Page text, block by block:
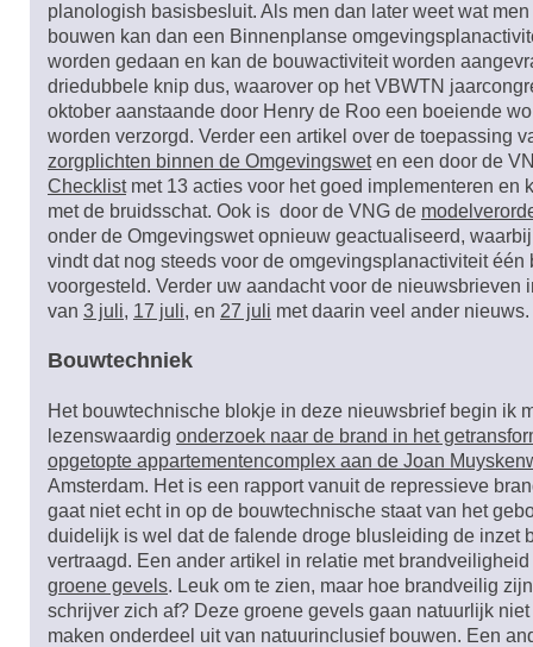
planologish basisbesluit. Als men dan later weet wat
bouwen kan dan een Binnenplanse
worden gedaan en kan de bouwactiviteit worden
driedubbele knip dus, waarover op het VBWTN
oktober aanstaande door Henry de Roo een boeiende
worden verzorgd. Verder een artikel over de toepassing
zorgplichten binnen de Omgevingsweten een door de
Checklistmet 13 acties voor het goed implementeren en
met de bruidsschat. Ook is door de VNG de
onder de Omgevingswet opnieuw geactualiseerd,
vindt dat nog steeds voor de omgevingsplanactiviteit één
voorgesteld. Verder uw aandacht voor de nieuwsbrieven
van 3 juli, 17 juli, en 27 juli met daarin veel ander nieuws.
Bouwtechniek
Het bouwtechnische blokje in deze nieuwsbrief begin ik
lezenswaardig onderzoek naar de brand in het
opgetopte appartementencomplex aan de Joan
Amsterdam. Het is een rapport vanuit de repressieve
gaat niet echt in op de bouwtechnische staat van het
duidelijk is wel dat de falende droge blusleiding de inzet
vertraagd. Een ander artikel in relatie met
groene gevels. Leuk om te zien, maar hoe brandveilig
schrijver zich af? Deze groene gevels gaan natuurlijk
maken onderdeel uit van natuurinclusief bouwen. Een